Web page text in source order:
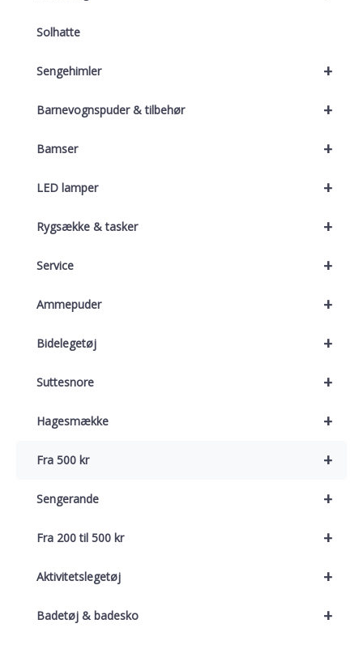
Solhatte
+
Sengehimler
+
Barnevognspuder & tilbehør
+
Bamser
+
LED lamper
+
Rygsække & tasker
+
Service
+
Ammepuder
+
Bidelegetøj
+
Suttesnore
+
Hagesmække
+
Fra 500 kr
+
Sengerande
+
Fra 200 til 500 kr
+
Aktivitetslegetøj
+
Badetøj & badesko